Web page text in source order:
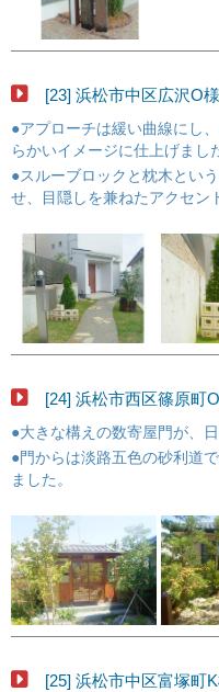
[23] 浜松市中区広沢O
●アプローチは緩い曲線にし
らかいイメージに仕上げまし
●スルーブロックと枕木とい
せ、目隠しを兼ねたアクセン
[24] 浜松市西区篠原町
●大きな構えの数寄屋門が、
●門からは淡路五色の砂利道
ました。
[25] 浜松市中区富塚町